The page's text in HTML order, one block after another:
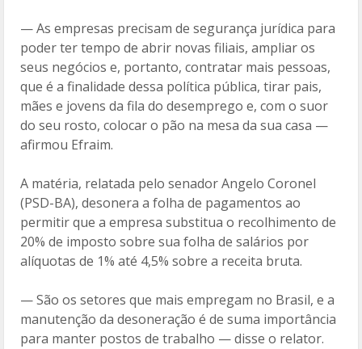
— As empresas precisam de segurança jurídica para
poder ter tempo de abrir novas filiais, ampliar os
seus negócios e, portanto, contratar mais pessoas,
que é a finalidade dessa política pública, tirar pais,
mães e jovens da fila do desemprego e, com o suor
do seu rosto, colocar o pão na mesa da sua casa —
afirmou Efraim.
A matéria, relatada pelo senador Angelo Coronel
(PSD-BA), desonera a folha de pagamentos ao
permitir que a empresa substitua o recolhimento de
20% de imposto sobre sua folha de salários por
alíquotas de 1% até 4,5% sobre a receita bruta.
— São os setores que mais empregam no Brasil, e a
manutenção da desoneração é de suma importância
para manter postos de trabalho — disse o relator.